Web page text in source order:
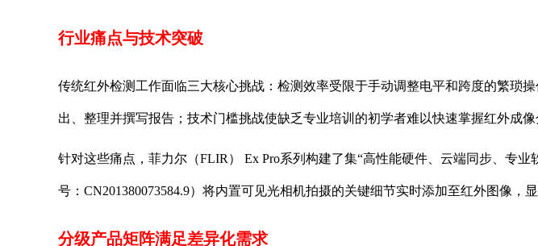
行业痛点与技术突破
传统红外检测工作面临三大核心挑战：检测效率受限于手动调整电平和跨度的繁琐
出、整理并撰写报告；技术门槛挑战使缺乏专业培训的初学者难以快速掌握红外成像
针对这些痛点，菲力尔（FLIR） Ex Pro系列构建了集“高性能硬件、云端同步、专
号：CN201380073584.9）将内置可见光相机拍摄的关键细节实时添加至红外图像，
分级产品矩阵满足差异化需求